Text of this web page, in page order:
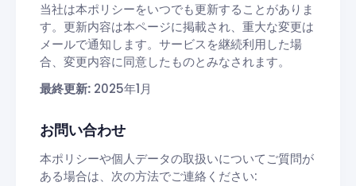
当社は本ポリシーをいつでも更新することがありま
す。更新内容は本ページに掲載され、重大な変更は
メールで通知します。サービスを継続利用した場
合、変更内容に同意したものとみなされます。
最終更新: 2025年1月
お問い合わせ
本ポリシーや個人データの取扱いについてご質問が
ある場合は、次の方法でご連絡ください: